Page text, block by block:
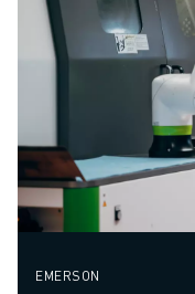
EMERSON